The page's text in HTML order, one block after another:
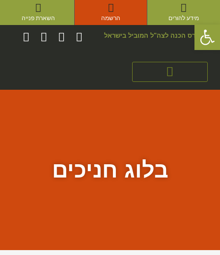
פתח סרגל נגישות
מידע להורים הרשמה השארת פנייה
קורס הכנה לצה"ל המוביל בישראל
בלוג חניכים